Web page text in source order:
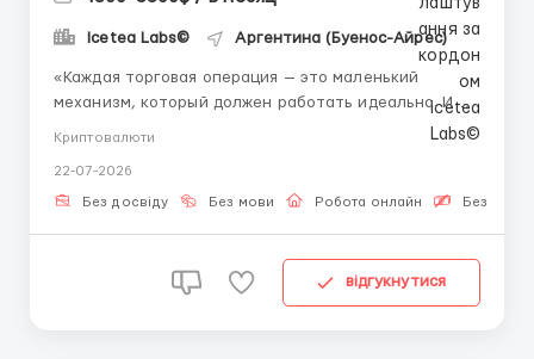
Icetea Labs© Аргентина (Буенос-Айрес)
«Каждая торговая операция — это маленький
механизм, который должен работать идеально. И мы
биржевых площадках. Именно правильный клиринг и
своевременное сведение балансов гарантируют
Криптовалюти
22-07-2026
Без досвіду Без мови Робота онлайн
відгукнутися